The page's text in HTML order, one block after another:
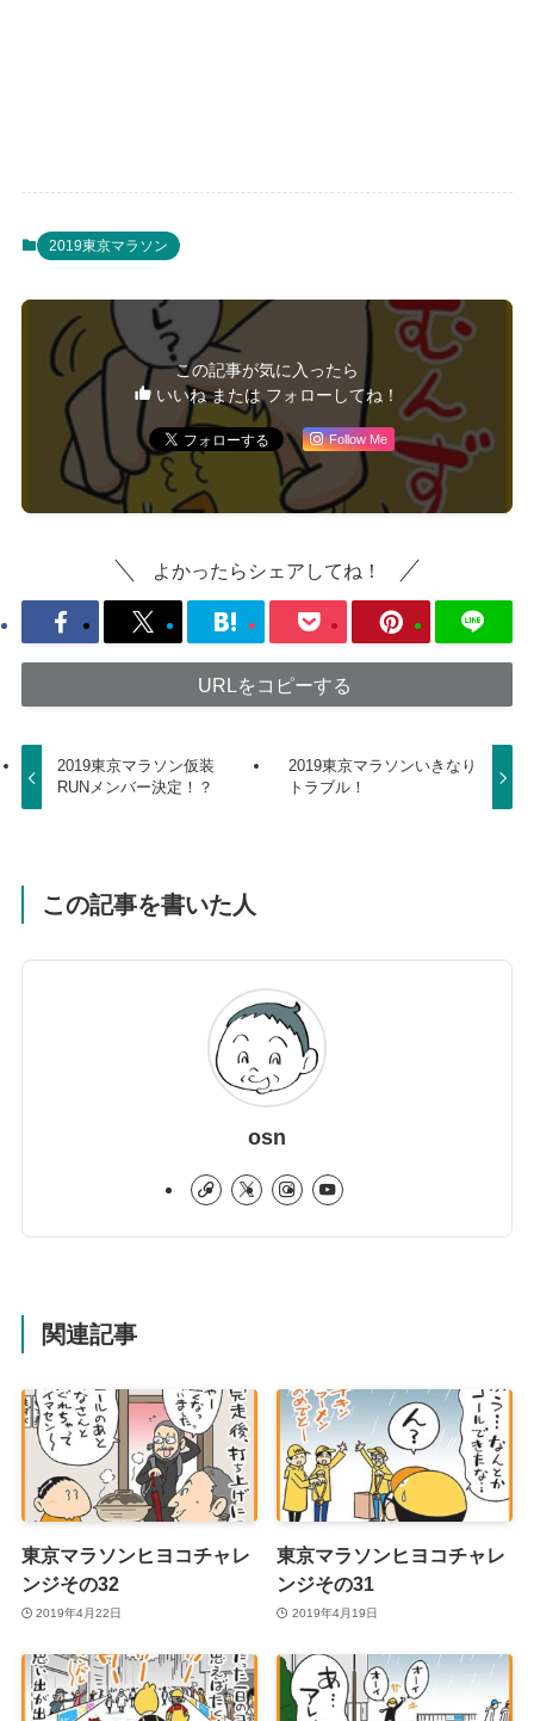
2019東京マラソン
この記事が気に入ったら
いいね または フォローしてね！
Follow Me
よかったらシェアしてね！
URLをコピーする
2019東京マラソン仮装
RUNメンバー決定！？
2019東京マラソンいきなり
トラブル！
この記事を書いた人
osn
関連記事
東京マラソンヒヨコチャレ
ンジその32
2019年4月22日
東京マラソンヒヨコチャレ
ンジその31
2019年4月19日